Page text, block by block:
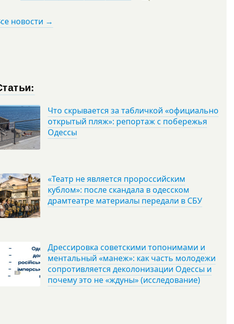
новости →
Что скрывается за табличкой «официально
открытый пляж»: репортаж с побережья
Одессы
«Театр не является пророссийским
кублом»: после скандала в одесском
драмтеатре материалы передали в СБУ
Дрессировка советскими топонимами и
ментальный «манеж»: как часть молодежи
сопротивляется деколонизации Одессы и
почему это не «ждуны» (исследование)